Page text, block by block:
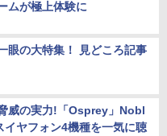
ムが極上体験に
眼の大特集！ 見どころ記事
威の実力!「Osprey」Nobl
ヤフォン4機種を一気に聴